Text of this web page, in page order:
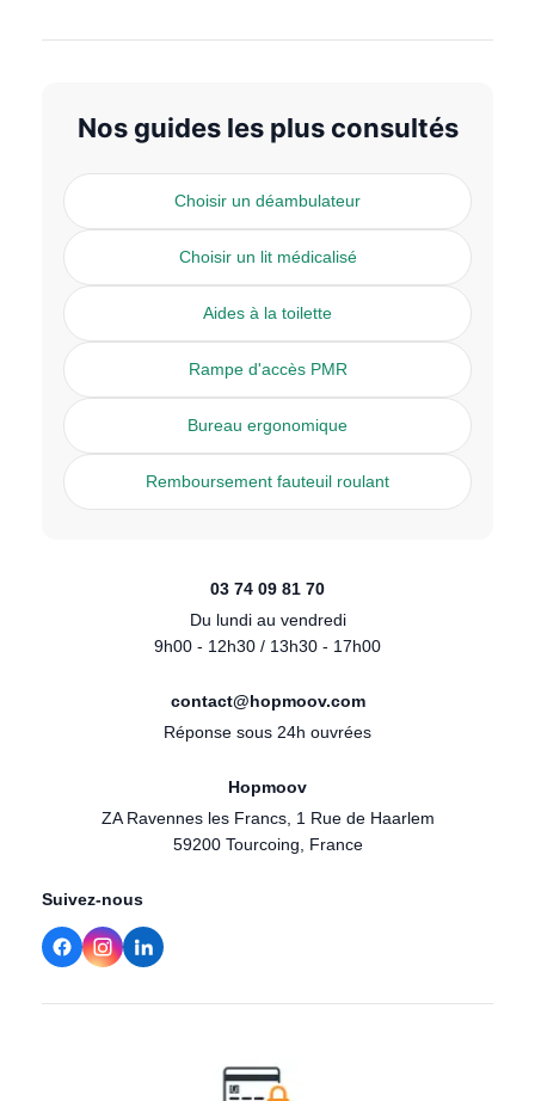
Nos guides les plus consultés
Choisir un déambulateur
Choisir un lit médicalisé
Aides à la toilette
Rampe d'accès PMR
Bureau ergonomique
Remboursement fauteuil roulant
03 74 09 81 70
Du lundi au vendredi
9h00 - 12h30 / 13h30 - 17h00
contact@hopmoov.com
Réponse sous 24h ouvrées
Hopmoov
ZA Ravennes les Francs, 1 Rue de Haarlem
59200 Tourcoing, France
Suivez-nous